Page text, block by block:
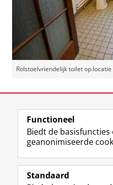
Rolstoelvriendelijk toilet op locatie
View this page in:English
Volg de RUG
Functioneel
Biedt de
geanonimiseerde
Standaard